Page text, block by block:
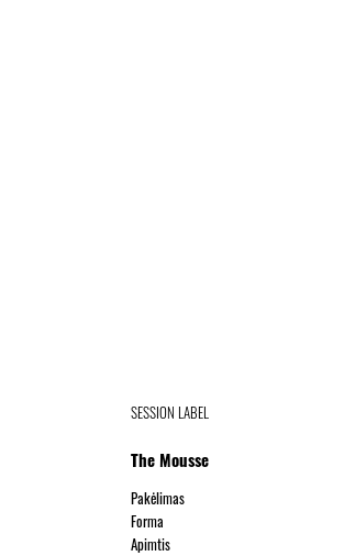
SESSION LABEL
The Mousse
Pakėlimas
Forma
Apimtis